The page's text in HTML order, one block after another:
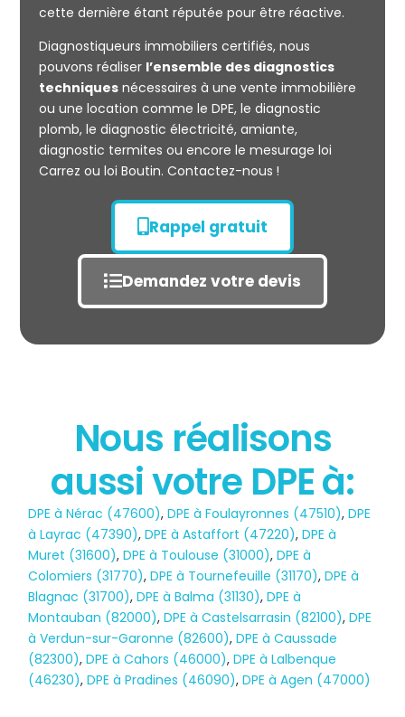
Mesurage
CARREZ
État des risques
POLLUTION
cette dernière étant réputée pour être réactive.
Diagnostiqueurs immobiliers certifiés, nous
pouvons réaliser l’ensemble des diagnostics
techniquesnécessaires à une vente immobilière
ou une location comme le DPE, le diagnostic
plomb, le diagnostic électricité, amiante,
diagnostic termites ou encore le mesurage loi
Carrez ou loi Boutin. Contactez-nous !
Rappel gratuit
Demandez votre devis
Nous réalisons
aussi votre DPE à:
DPE à Nérac (47600),DPE à Foulayronnes (47510),DPE
à Layrac (47390),DPE à Astaffort (47220),DPE à
Muret (31600),DPE à Toulouse (31000),DPE à
Colomiers (31770),DPE à Tournefeuille (31170),DPE à
Blagnac (31700),DPE à Balma (31130),DPE à
Montauban (82000),DPE à Castelsarrasin (82100),DPE
à Verdun-sur-Garonne (82600),DPE à Caussade
(82300),DPE à Cahors (46000),DPE à Lalbenque
(46230),DPE à Pradines (46090),DPE à Agen (47000)